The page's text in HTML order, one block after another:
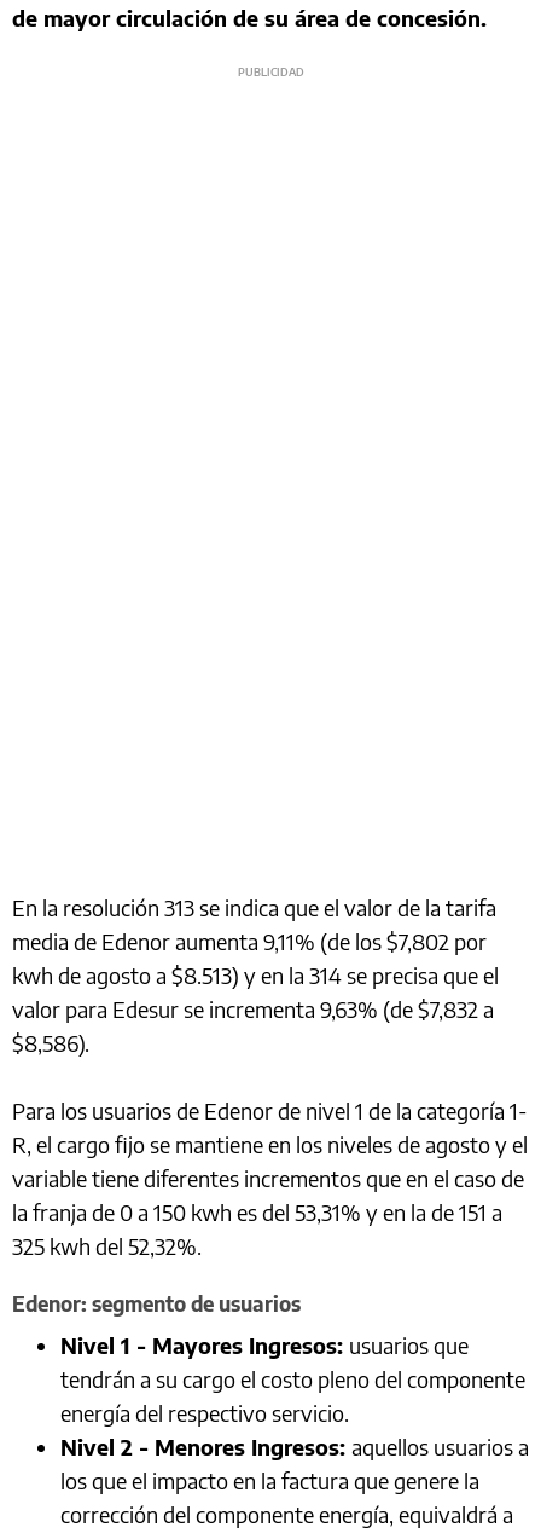
de mayor circulación de su área de concesión.
En la resolución 313 se indica que el valor de la tarifa
media de Edenor aumenta 9,11% (de los $7,802 por
kwh de agosto a $8.513) y en la 314 se precisa que el
valor para Edesur se incrementa 9,63% (de $7,832 a
$8,586).
Para los usuarios de Edenor de nivel 1 de la categoría 1-
R, el cargo fijo se mantiene en los niveles de agosto y el
variable tiene diferentes incrementos que en el caso de
la franja de 0 a 150 kwh es del 53,31% y en la de 151 a
325 kwh del 52,32%.
Edenor: segmento de usuarios
Nivel 1 - Mayores Ingresos: usuarios que
tendrán a su cargo el costo pleno del componente
energía del respectivo servicio.
Nivel 2 - Menores Ingresos: aquellos usuarios a
los que el impacto en la factura que genere la
corrección del componente energía, equivaldrá a